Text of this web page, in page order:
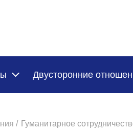
Двусторонние
/ Гуманитарное